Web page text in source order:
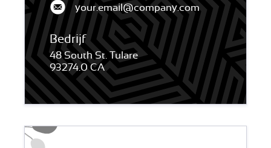
your.email@company.com
Bedrijf
48 South St. Tulare
93274.0 CA